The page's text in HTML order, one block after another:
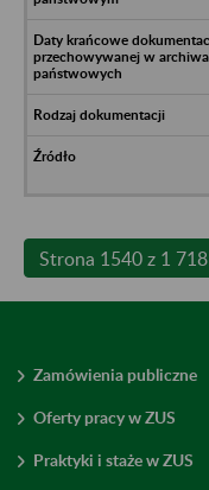
Strona 1540 z 1 718
Zamówienia publiczne
Oferty pracy w ZUS
Praktyki i staże w ZUS